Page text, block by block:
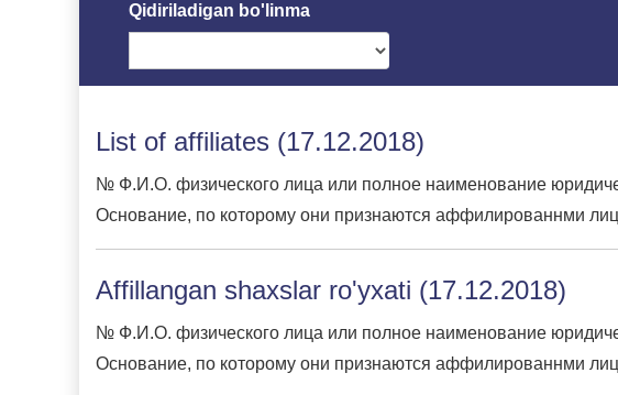
Qidiriladigan bo'linma
List of affiliates (17.12.2018)
№ Ф.И.О. физического лица или полное наименование
Основание, по которому они признаются аффилированнми
Affillangan shaxslar ro'yxati (17.12.2018)
№ Ф.И.О. физического лица или полное наименование
Основание, по которому они признаются аффилированнми